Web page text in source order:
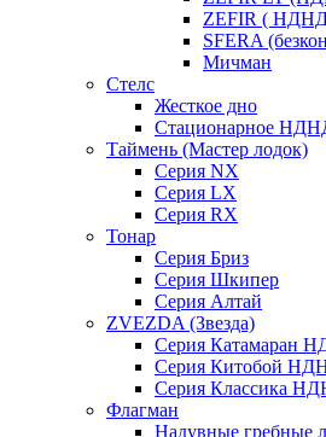
ZEFIR (
SFERA
Мичман
Стелс
Жесткое дно
Стационарное
Таймень (Мастер лодок)
Серия NX
Серия LX
Серия RX
Тонар
Серия Бриз
Серия Шкипер
Серия Алтай
ZVEZDA (Звезда)
Серия Катамаран
Серия Китобой
Серия Классика
Флагман
Надувные гребные